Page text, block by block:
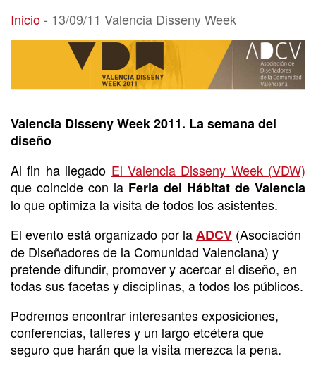
13/09/11 Valencia Disseny Week
Inicio- 13/09/11 Valencia Disseny Week
Valencia Disseny Week 2011. La semana del
diseño
Al fin ha llegado El Valencia Disseny Week (VDW)
que coincide con la Feria del Hábitat de Valencia
lo que optimiza la visita de todos los asistentes.
El evento está organizado por laADCV (Asociación
de Diseñadores de la Comunidad Valenciana) y
pretende difundir, promover y acercar el diseño, en
todas sus facetas y disciplinas, a todos los públicos.
Podremos encontrar interesantes exposiciones,
conferencias, talleres y un largo etcétera que
seguro que harán que la visita merezca la pena.